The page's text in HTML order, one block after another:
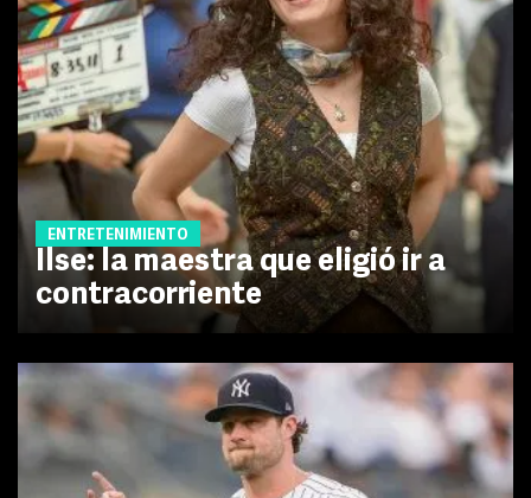
ENTRETENIMIENTO
Ilse: la maestra que eligió ir a
contracorriente